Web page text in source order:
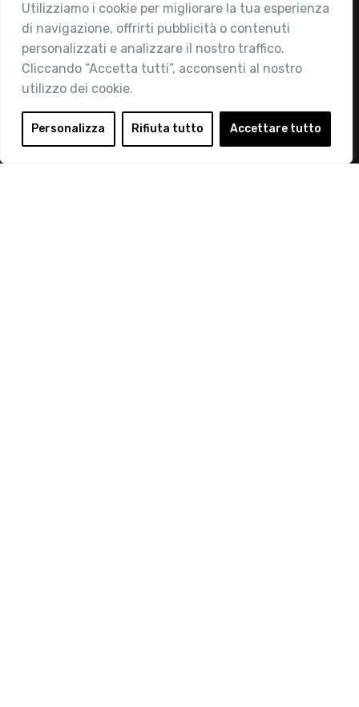
Utilizziamo i cookie per migliorare la tua esperienza
di navigazione, offrirti pubblicità o contenuti
personalizzati e analizzare il nostro traffico.
Cliccando “Accetta tutti”, acconsenti al nostro
utilizzo dei cookie.
Personalizza Rifiuta tutto Accettare tutto
Chi siamo
Attività
Contatti
Area Riservata
Login
Diventa Socio